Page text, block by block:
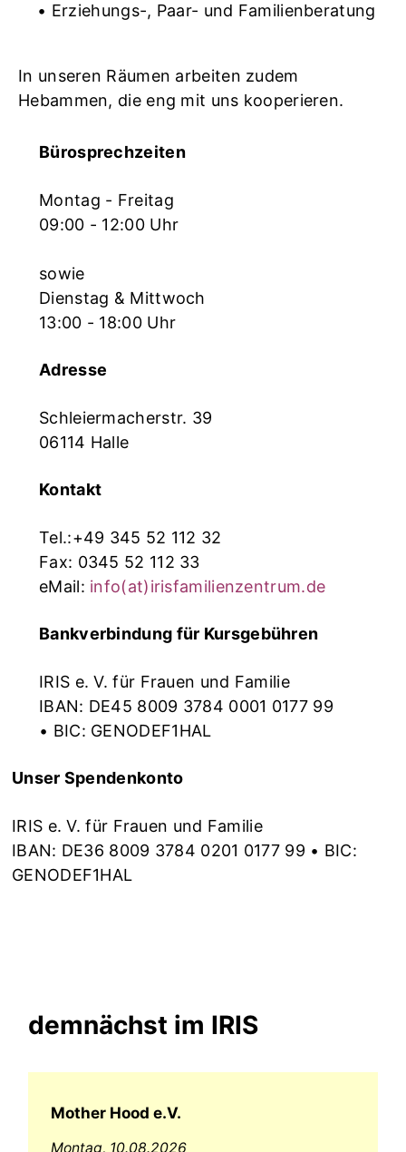
• Erziehungs-, Paar- und Familienberatung
In unseren Räumen arbeiten zudem
Hebammen, die eng mit uns kooperieren.
Bürosprechzeiten
Montag - Freitag
09:00 - 12:00 Uhr
sowie
Dienstag & Mittwoch
13:00 - 18:00 Uhr
Adresse
Schleiermacherstr. 39
06114 Halle
Kontakt
Tel.:+49 345 52 112 32
Fax: 0345 52 112 33
eMail: info(at)irisfamilienzentrum.de
Bankverbindung für Kursgebühren
IRIS e. V. für Frauen und Familie
IBAN: DE45 8009 3784 0001 0177 99
• BIC: GENODEF1HAL
Unser Spendenkonto
IRIS e. V. für Frauen und Familie
IBAN: DE36 8009 3784 0201 0177 99 • BIC:
GENODEF1HAL
demnächst im IRIS
Mother Hood e.V.
Montag, 10.08.2026